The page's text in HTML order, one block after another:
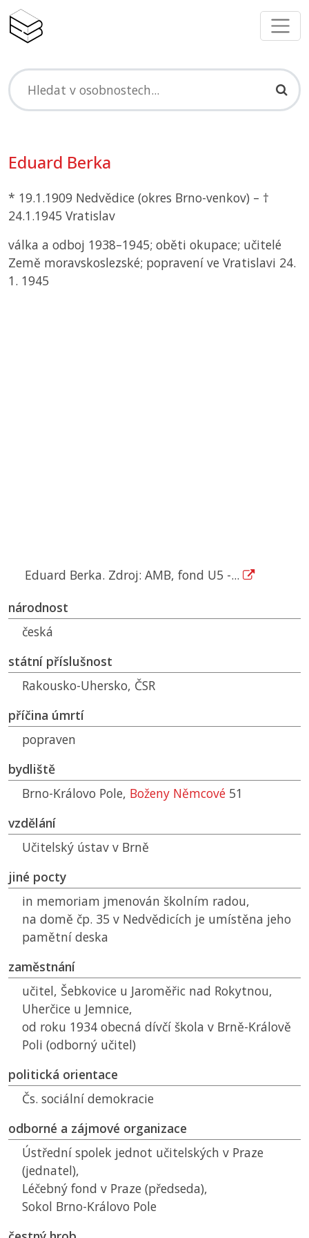
Eduard Berka
* 19.1.1909 Nedvědice (okres Brno-venkov) – †
24.1.1945 Vratislav
válka a odboj 1938–1945; oběti okupace; učitelé
Země moravskoslezské; popravení ve Vratislavi 24.
1. 1945
Eduard Berka. Zdroj: AMB, fond U5 -...
národnost
česká
státní příslušnost
Rakousko-Uhersko, ČSR
příčina úmrtí
popraven
bydliště
Brno-Královo Pole, Boženy Němcové 51
vzdělání
Učitelský ústav v Brně
jiné pocty
in memoriam jmenován školním radou,
na domě čp. 35 v Nedvědicích je umístěna jeho
pamětní deska
zaměstnání
učitel, Šebkovice u Jaroměřic nad Rokytnou,
Uherčice u Jemnice,
od roku 1934 obecná dívčí škola v Brně-Králově
Poli (odborný učitel)
politická orientace
Čs. sociální demokracie
odborné a zájmové organizace
Ústřední spolek jednot učitelských v Praze
(jednatel),
Léčebný fond v Praze (předseda),
Sokol Brno-Královo Pole